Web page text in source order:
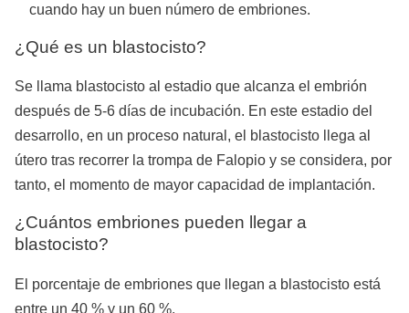
cuando hay un buen número de embriones.
¿Qué es un blastocisto?
Se llama blastocisto al estadio que alcanza el embrión
después de 5-6 días de incubación. En este estadio del
desarrollo, en un proceso natural, el blastocisto llega al
útero tras recorrer la trompa de Falopio y se considera, por
tanto, el momento de mayor capacidad de implantación.
¿Cuántos embriones pueden llegar a
blastocisto?
El porcentaje de embriones que llegan a blastocisto está
entre un 40 % y un 60 %.